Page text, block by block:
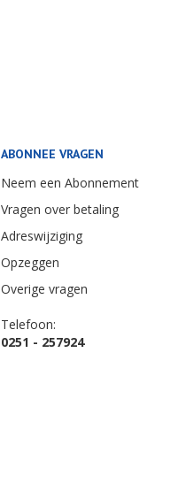
ABONNEE VRAGEN
Neem een Abonnement
Vragen over betaling
Adreswijziging
Opzeggen
Overige vragen
Telefoon:
0251 - 257924